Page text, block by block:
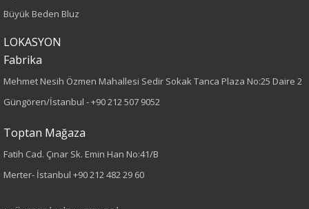
Kumaş Tipi
Örme
Desen
Düz
Büyük Beden Bluz
LOKASYON
Fabrika
Mehmet Nesih Özmen Mahallesi Sedir Sokak Tanca Plaza No:25 Daire 2
Güngören/İstanbul -+90 212 507 9052
Toptan Mağaza
Fatih Cad. Çınar Sk. Emin Han No:41/B
Merter- İstanbul +90 212 482 29 60